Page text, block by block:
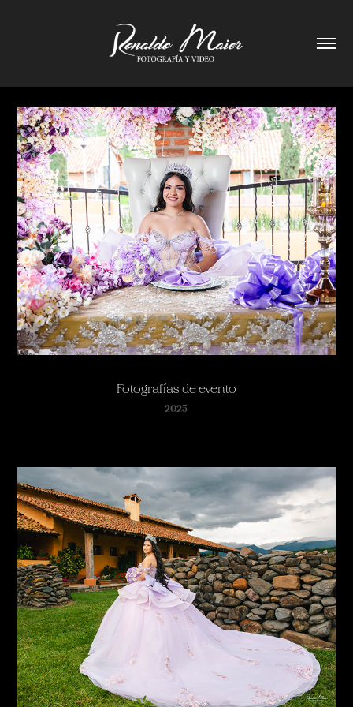
Fotografías de evento
2025